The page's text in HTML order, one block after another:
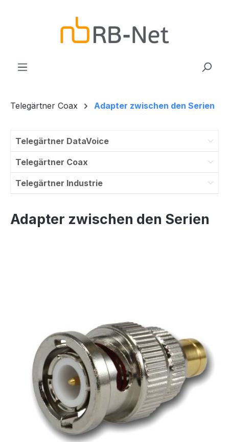
Telegärtner Coax Adapter zwischen den Serien
Telegärtner DataVoice
Telegärtner Coax
Telegärtner Industrie
Adapter zwischen den Serien